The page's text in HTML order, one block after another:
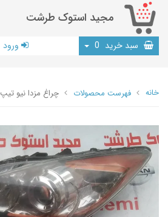
مجید استوک طرشت
سبد خرید 0 ورود
خانه فهرست محصولات چراغ مزدا نیو تیپ 1